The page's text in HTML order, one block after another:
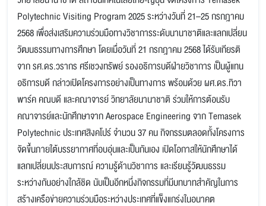
Polytechnic Visiting Program 2025 ระหว่างวันที่ 21–25 กรกฎาคม
2568 เพื่อส่งเสริมความร่วมมือทางวิชาการระดับนานาชาติและแลกเปลี่ยน
วัฒนธรรมทางการศึกษา โดยเมื่อวันที่ 21 กรกฎาคม 2568 ได้รับเกียรติ
จาก รศ.ดร.วรากร ศรีเชวงทรัพย์ รองอธิการบดีฝ่ายวิชาการ เป็นผู้แทน
อธิการบดี กล่าวเปิดโครงการอย่างเป็นทางการ พร้อมด้วย ผศ.ดร.ทิวา
พาร์ค คณบดี และคณาจารย์ วิทยาลัยนานาชาติ ร่วมให้การต้อนรับ
คณาจารย์และนักศึกษาจาก Aerospace Engineering จาก Temasek
Polytechnic ประเทศสิงคโปร์ จำนวน 37 คน กิจกรรมตลอดทั้งโครงการ
จัดขึ้นภายใต้บรรยากาศที่อบอุ่นและเป็นกันเอง เปิดโอกาสให้นักศึกษาได้
แลกเปลี่ยนประสบการณ์ ความรู้ด้านวิชาการ และเรียนรู้วัฒนธรรม
ระหว่างกันอย่างใกล้ชิด นับเป็นอีกหนึ่งกิจกรรมที่มีบทบาทสำคัญในการ
สร้างเครือข่ายความร่วมมือระหว่างประเทศที่แข็งแกร่งในอนาคต